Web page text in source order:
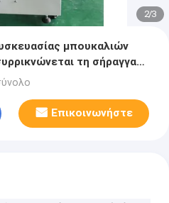
2/3
μπουκαλιών
τη σήραγγα
Επικοινωνήστε